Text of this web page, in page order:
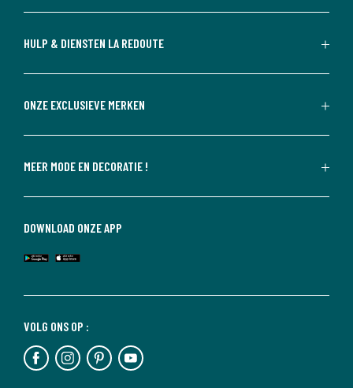
HULP & DIENSTEN LA REDOUTE
ONZE EXCLUSIEVE MERKEN
MEER MODE EN DECORATIE !
VOLG ONS OP :
DOWNLOAD ONZE APP